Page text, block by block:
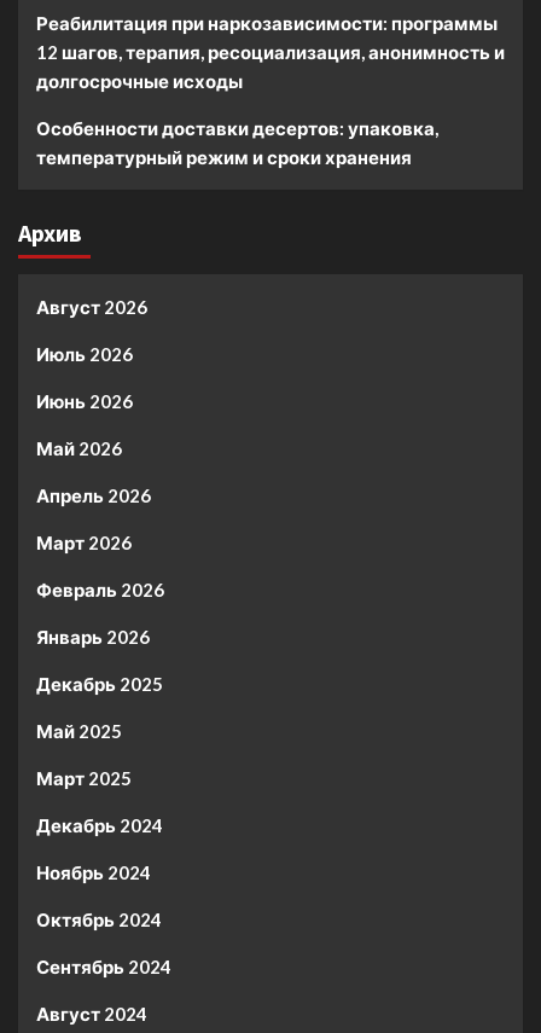
Реабилитация при наркозависимости: программы
12 шагов, терапия, ресоциализация, анонимность и
долгосрочные исходы
Особенности доставки десертов: упаковка,
температурный режим и сроки хранения
Архив
Август 2026
Июль 2026
Июнь 2026
Май 2026
Апрель 2026
Март 2026
Февраль 2026
Январь 2026
Декабрь 2025
Май 2025
Март 2025
Декабрь 2024
Ноябрь 2024
Октябрь 2024
Сентябрь 2024
Август 2024